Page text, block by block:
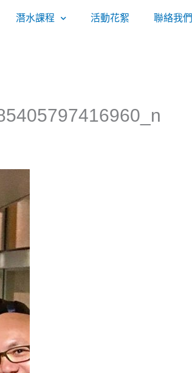
潛水課程 活動花絮 聯絡我們